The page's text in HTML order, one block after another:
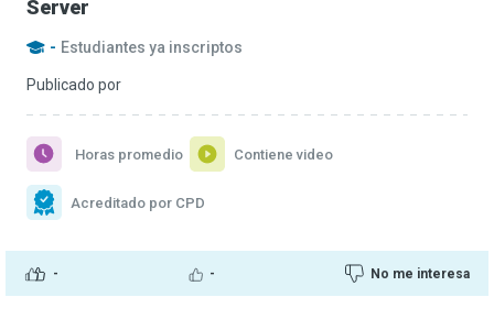
Server
- Estudiantes ya inscriptos
Publicado por
- - No me interesa
Horas promedio Contiene video
Acreditado por CPD